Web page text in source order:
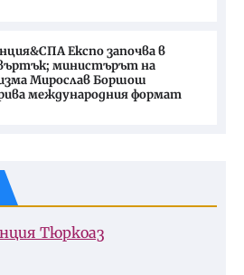
Експо започва в
министърът на
Мирослав Боршош
международния формат
Тюркоаз